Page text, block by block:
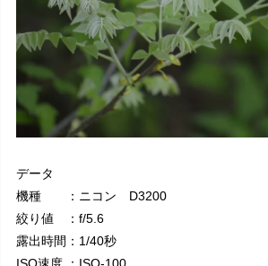
データ
機種 ：ニコン D3200
絞り値 ：f/5.6
露出時間：1/40秒
ISO速度 ：ISO-100